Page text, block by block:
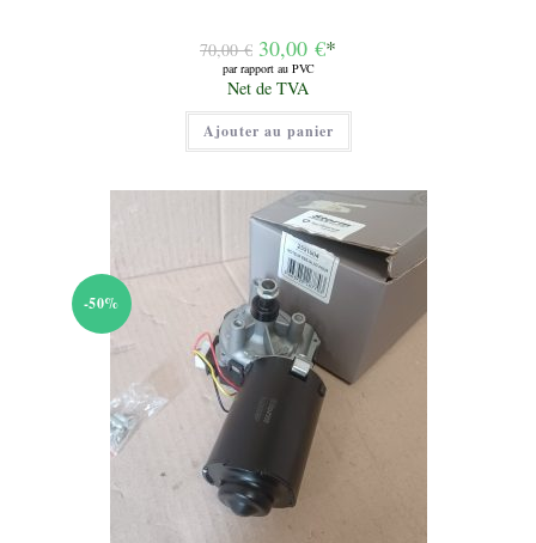
70,00€ Le
prix
initial
était :
70,00 €.
30,00 €*
par rapport au PVC
Le
prix
actuel
est :
30,00 €.
Net de TVA
Ajouter au panier
-50%